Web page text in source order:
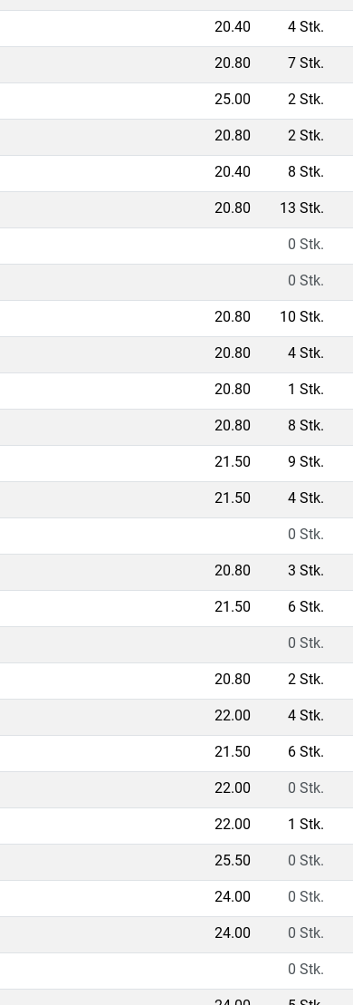
20.40 4 Stk.
20.80 7 Stk.
25.00 2 Stk.
20.80 2 Stk.
20.40 8 Stk.
20.80 13 Stk.
0 Stk.
0 Stk.
20.80 10 Stk.
20.80 4 Stk.
20.80 1 Stk.
20.80 8 Stk.
21.50 9 Stk.
21.50 4 Stk.
0 Stk.
20.80 3 Stk.
21.50 6 Stk.
0 Stk.
20.80 2 Stk.
22.00 4 Stk.
21.50 6 Stk.
22.00 0 Stk.
22.00 1 Stk.
25.50 0 Stk.
24.00 0 Stk.
24.00 0 Stk.
0 Stk.